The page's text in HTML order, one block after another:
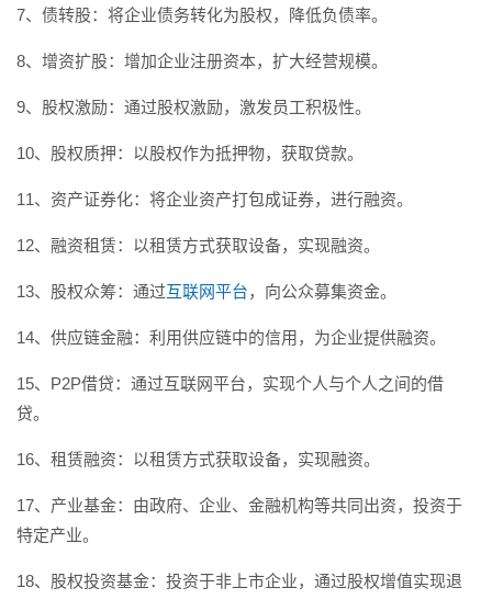
7、债转股：将企业债务转化为股权，降低负债率。
8、增资扩股：增加企业注册资本，扩大经营规模。
9、股权激励：通过股权激励，激发员工积极性。
10、股权质押：以股权作为抵押物，获取贷款。
11、资产证券化：将企业资产打包成证券，进行融资。
12、融资租赁：以租赁方式获取设备，实现融资。
13、股权众筹：通过互联网平台，向公众募集资金。
14、供应链金融：利用供应链中的信用，为企业提供融资。
15、P2P借贷：通过互联网平台，实现个人与个人之间的借
贷。
16、租赁融资：以租赁方式获取设备，实现融资。
17、产业基金：由政府、企业、金融机构等共同出资，投资于
特定产业。
18、股权投资基金：投资于非上市企业，通过股权增值实现退